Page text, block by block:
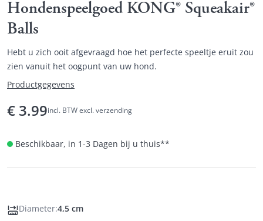
Hondenspeelgoed KONG® Squeakair®
Balls
Hebt u zich ooit afgevraagd hoe het perfecte speeltje eruit zou
zien vanuit het oogpunt van uw hond.
Productgegevens
€ 3.99incl. BTW excl. verzending
Beschikbaar, in 1-3 Dagen bij u thuis**
Diameter:4,5 cm